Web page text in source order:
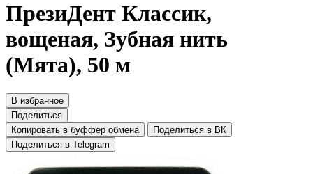
ПрезиДент Классик,
вощеная, Зубная нить
(Мята), 50 м
В избранное
Поделиться
Копировать в буффер обмена
Поделиться в ВК
Поделиться в Telegram